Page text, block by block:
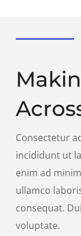
Consectetur
incididunt ut
enim ad
ullamco
consequat.
voluptate.